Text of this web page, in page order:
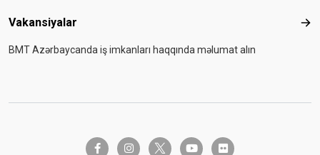
Vakansiyalar
BMT Azərbaycanda iş imkanları haqqında məlumat alın
facebook-finstagramtwitter-x youtube flickr